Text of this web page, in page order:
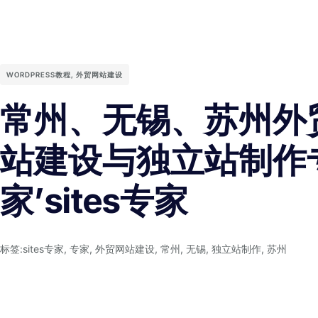
WORDPRESS教程, 外贸网站建设
常州、无锡、苏州外
站建设与独立站制作
家’sites专家
标签:sites专家, 专家, 外贸网站建设, 常州, 无锡, 独立站制作, 苏州